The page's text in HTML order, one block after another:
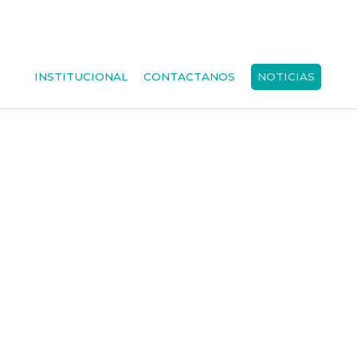
INSTITUCIONAL CONTACTANOS NOTICIAS